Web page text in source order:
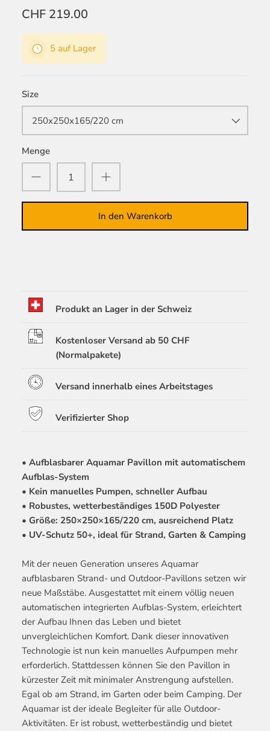
CHF 219.00
5 auf Lager
Size
250x250x165/220 cm
Menge
In den Warenkorb
Produkt an Lager in der Schweiz
Kostenloser Versand ab 50 CHF
(Normalpakete)
Versand innerhalb eines Arbeitstages
Verifizierter Shop
• Aufblasbarer Aquamar Pavillon mit automatischem
Aufblas-System
• Kein manuelles Pumpen, schneller Aufbau
• Robustes, wetterbeständiges 150D Polyester
• Größe: 250×250×165/220 cm, ausreichend Platz
• UV-Schutz 50+, ideal für Strand, Garten & Camping
Mit der neuen Generation unseres Aquamar
aufblasbaren Strand- und Outdoor-Pavillons setzen wir
neue Maßstäbe. Ausgestattet mit einem völlig neuen
automatischen integrierten Aufblas-System, erleichtert
der Aufbau Ihnen das Leben und bietet
unvergleichlichen Komfort. Dank dieser innovativen
Technologie ist nun kein manuelles Aufpumpen mehr
erforderlich. Stattdessen können Sie den Pavillon in
kürzester Zeit mit minimaler Anstrengung aufstellen.
Egal ob am Strand, im Garten oder beim Camping. Der
Aquamar ist der ideale Begleiter für alle Outdoor-
Aktivitäten. Er ist robust, wetterbeständig und bietet